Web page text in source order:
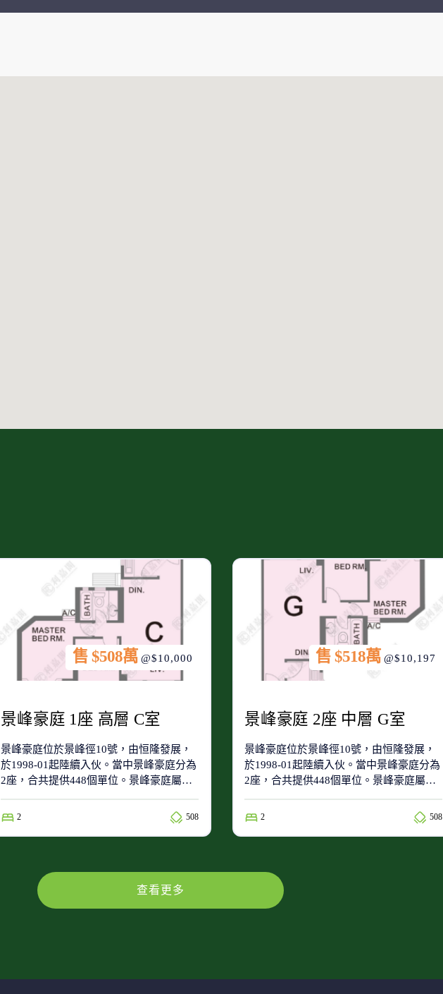
景峰豪庭 1座 高層 C室
景峰豪庭位於景峰徑10號，由恒隆發展，
於1998-01起陸續入伙。當中景峰豪庭分為
2座，合共提供448個單位。景峰豪庭屬於
2 508
售 $508萬 @$10,000
景峰豪庭 2座 中層 G室
景峰豪庭位於景峰徑10號，由恒隆發展，
於1998-01起陸續入伙。當中景峰豪庭分為
2座，合共提供448個單位。景峰豪庭屬於
2 508
售 $518萬 @$10,197
查看更多